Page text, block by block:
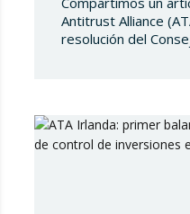
Antitrust Alliance
resolución del
asignadas por los
explicar de forma